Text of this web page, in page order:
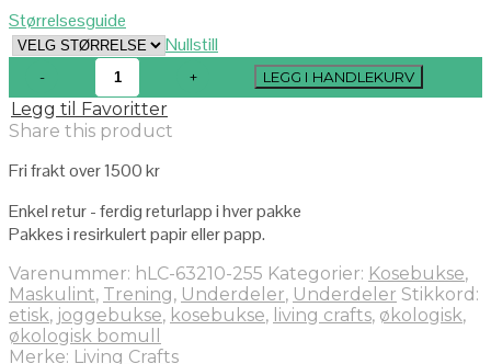
Størrelsesguide
Nullstill
LEGG I HANDLEKURV
Legg til Favoritter
Share this product
Fri frakt over 1500 kr
Enkel retur - ferdig returlapp i hver pakke
Pakkes i resirkulert papir eller papp.
Varenummer: hLC-63210-255 Kategorier: Kosebukse,
Maskulint, Trening, Underdeler, Underdeler Stikkord:
etisk, joggebukse, kosebukse, living crafts, økologisk,
økologisk bomull
Merke: Living Crafts